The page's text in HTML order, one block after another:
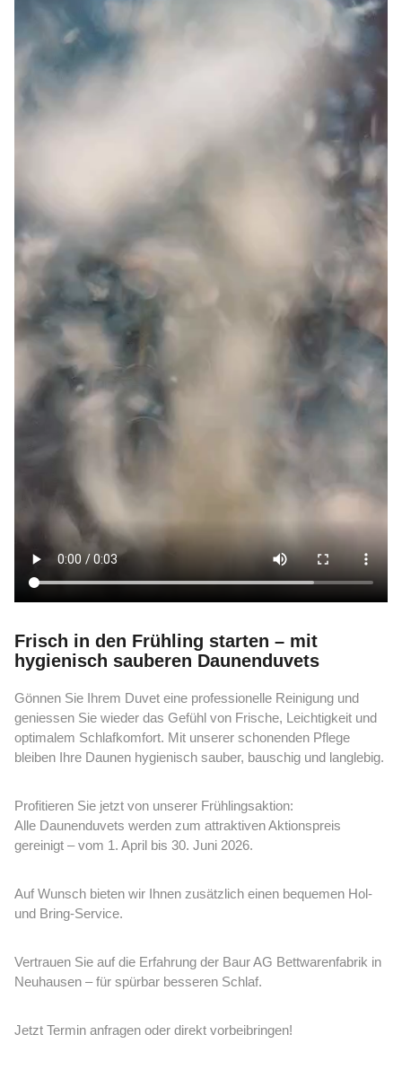
Frisch in den Frühling starten – mit
hygienisch sauberen Daunenduvets
Gönnen Sie Ihrem Duvet eine professionelle Reinigung und
geniessen Sie wieder das Gefühl von Frische, Leichtigkeit und
optimalem Schlafkomfort. Mit unserer schonenden Pflege
bleiben Ihre Daunen hygienisch sauber, bauschig und langlebig.
Profitieren Sie jetzt von unserer Frühlingsaktion:
Alle Daunenduvets werden zum attraktiven Aktionspreis
gereinigt – vom 1. April bis 30. Juni 2026.
Auf Wunsch bieten wir Ihnen zusätzlich einen bequemen Hol-
und Bring-Service.
Vertrauen Sie auf die Erfahrung der Baur AG Bettwarenfabrik in
Neuhausen – für spürbar besseren Schlaf.
Jetzt Termin anfragen oder direkt vorbeibringen!